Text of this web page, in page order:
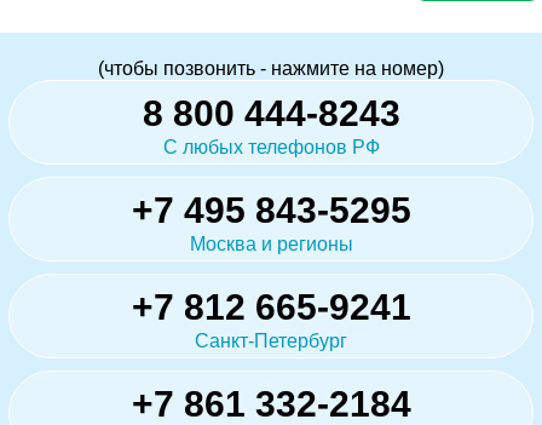
(чтобы позвонить - нажмите на номер)
8 800 444-8243
С любых телефонов РФ
+7 495 843-5295
Москва и регионы
+7 812 665-9241
Санкт-Петербург
+7 861 332-2184